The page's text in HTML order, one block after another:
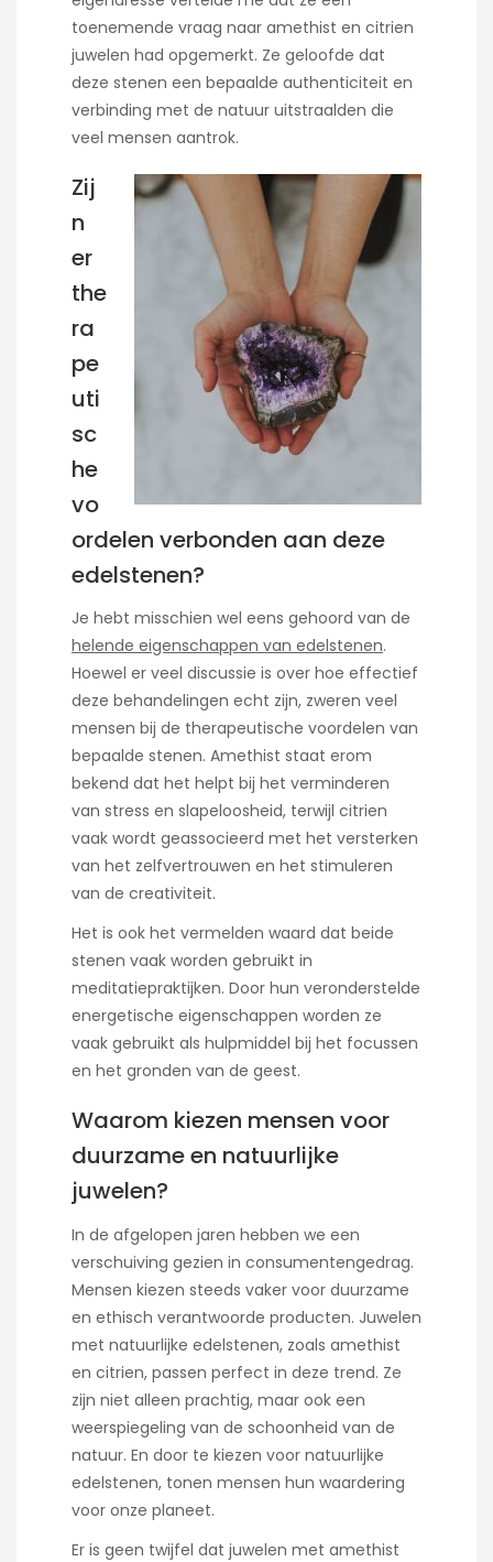
toenemende vraag naar amethist en citrien
juwelen had opgemerkt. Ze geloofde dat
deze stenen een bepaalde authenticiteit en
verbinding met de natuur uitstraalden die
veel mensen aantrok.
Zij
n
er
the
ra
pe
uti
sc
he
vo
ordelen verbonden aan deze
edelstenen?
Je hebt misschien wel eens gehoord van de
helende eigenschappen van edelstenen.
Hoewel er veel discussie is over hoe effectief
deze behandelingen echt zijn, zweren veel
mensen bij de therapeutische voordelen van
bepaalde stenen. Amethist staat erom
bekend dat het helpt bij het verminderen
van stress en slapeloosheid, terwijl citrien
vaak wordt geassocieerd met het versterken
van het zelfvertrouwen en het stimuleren
van de creativiteit.
Het is ook het vermelden waard dat beide
stenen vaak worden gebruikt in
meditatiepraktijken. Door hun veronderstelde
energetische eigenschappen worden ze
vaak gebruikt als hulpmiddel bij het focussen
en het gronden van de geest.
Waarom kiezen mensen voor
duurzame en natuurlijke
juwelen?
In de afgelopen jaren hebben we een
verschuiving gezien in consumentengedrag.
Mensen kiezen steeds vaker voor duurzame
en ethisch verantwoorde producten. Juwelen
met natuurlijke edelstenen, zoals amethist
en citrien, passen perfect in deze trend. Ze
zijn niet alleen prachtig, maar ook een
weerspiegeling van de schoonheid van de
natuur. En door te kiezen voor natuurlijke
edelstenen, tonen mensen hun waardering
voor onze planeet.
Er is geen twijfel dat juwelen met amethist